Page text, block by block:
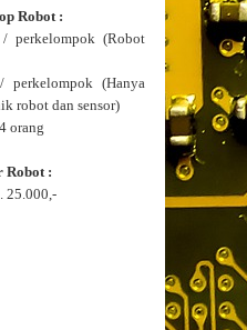
Robot :
perkelompok (Robot
(Hanya
robot dan sensor)
orang
Robot :
25.000,-